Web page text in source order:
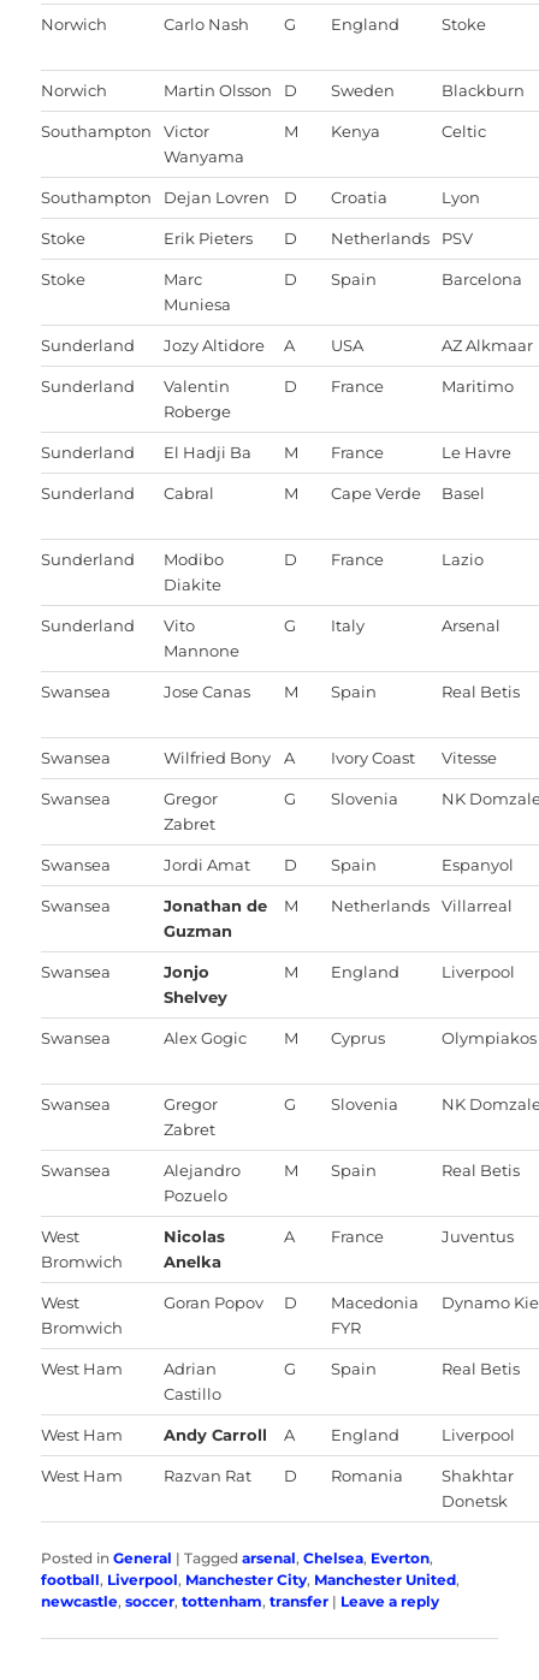
Norwich Carlo Nash G England Stoke
Norwich Martin Olsson D Sweden Blackburn
Southampton
Victor
Wanyama
M Kenya Celtic
Southampton Dejan Lovren D Croatia Lyon
Stoke Erik Pieters D Netherlands PSV
Stoke
Marc
Muniesa
D Spain Barcelona
Sunderland Jozy Altidore A USA AZ Alkmaar
Sunderland
Valentin
Roberge
D France Maritimo
Sunderland El Hadji Ba M France Le Havre
Sunderland Cabral M Cape Verde Basel
Sunderland
Modibo
Diakite
D France Lazio
Sunderland
Vito
Mannone
G Italy Arsenal
Swansea Jose Canas M Spain Real Betis
Swansea Wilfried Bony A Ivory Coast Vitesse
Swansea
Gregor
Zabret
G Slovenia NK
Swansea Jordi Amat D Spain Espanyol
Swansea
Jonathan de
Guzman
M Netherlands Villarreal
Swansea
Jonjo
Shelvey
M England Liverpool
Swansea Alex Gogic M Cyprus Olympiakos
Swansea
Gregor
Zabret
G Slovenia NK
Swansea
Alejandro
Pozuelo
M Spain Real Betis
West
Bromwich
Nicolas
Anelka
A France Juventus
West
Bromwich
Goran Popov D
Macedonia
FYR
Dynamo
West Ham
Adrian
Castillo
G Spain Real Betis
West Ham Andy Carroll A England Liverpool
West Ham Razvan Rat D Romania
Shakhtar
Donetsk
Posted in General |Tagged arsenal,Chelsea, Everton,
football, Liverpool, Manchester City, Manchester United,
newcastle,soccer,tottenham,transfer | Leave a reply